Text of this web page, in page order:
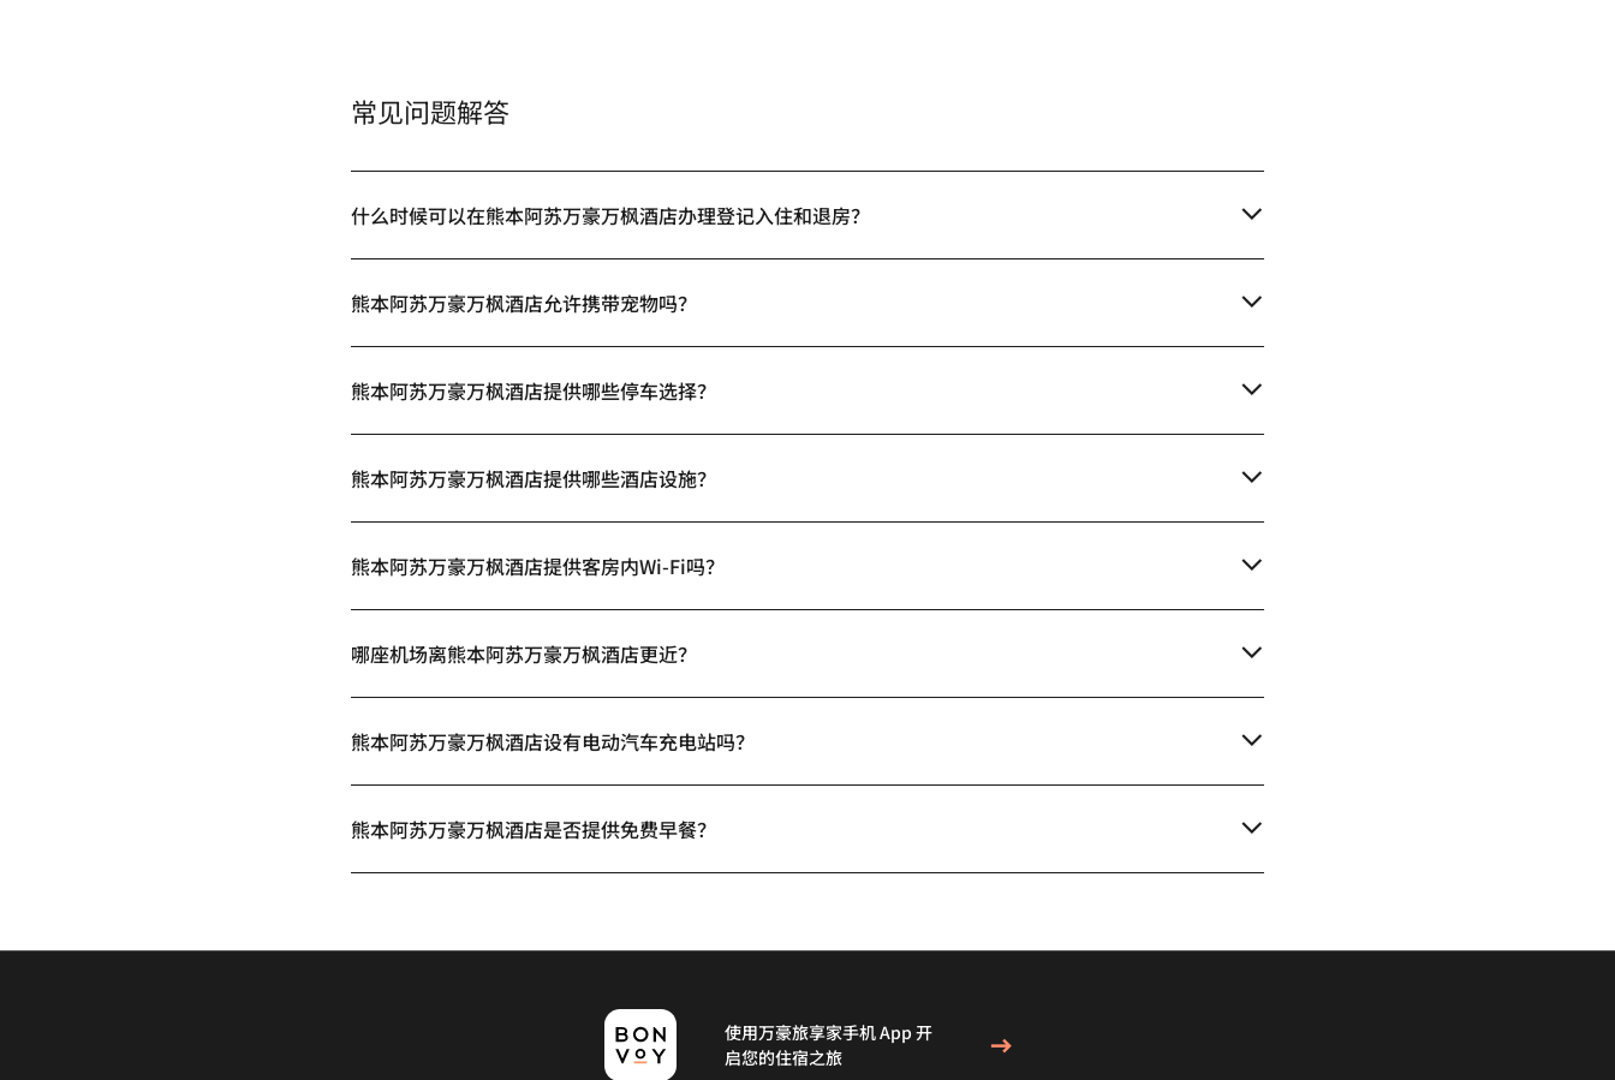
常见问题解答
什么时候可以在熊本阿苏万豪万枫酒店办理登记入住和退房？
熊本阿苏万豪万枫酒店允许携带宠物吗？
熊本阿苏万豪万枫酒店提供哪些停车选择？
熊本阿苏万豪万枫酒店提供哪些酒店设施？
熊本阿苏万豪万枫酒店提供客房内Wi-Fi吗？
哪座机场离熊本阿苏万豪万枫酒店更近？
熊本阿苏万豪万枫酒店设有电动汽车充电站吗？
熊本阿苏万豪万枫酒店是否提供免费早餐？
使用万豪旅享家手机 App 开
启您的住宿之旅